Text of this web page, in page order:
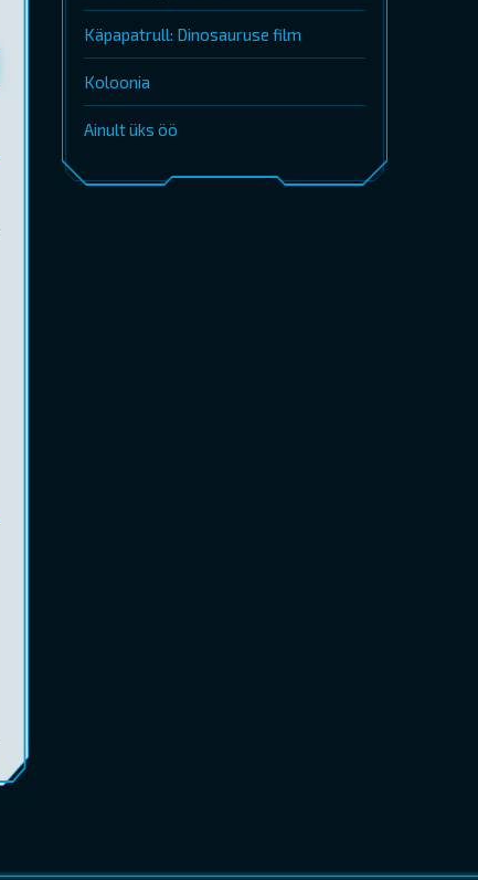
Käpapatrull: Dinosauruse film
Koloonia
Ainult üks öö